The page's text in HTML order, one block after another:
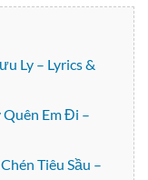
Ly – Lyrics &
Em Đi –
Tiêu Sầu –